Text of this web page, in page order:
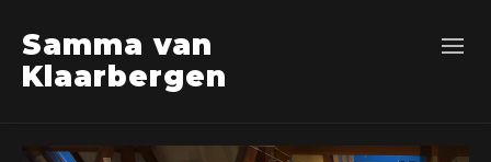
Samma van
Klaarbergen